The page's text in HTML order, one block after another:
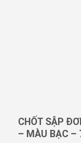
CHỐT SẬP
– MÀU BẠC –